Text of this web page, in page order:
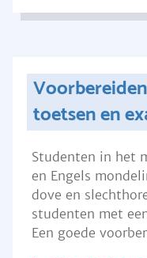
toetsen en
Studenten in het
en Engels
dove en
studenten met
Een goede